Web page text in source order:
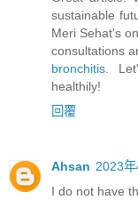
sustainable
Meri Sehat's
consultations
bronchitis .
healthily!
回覆
Ahsan 2023
I do not have